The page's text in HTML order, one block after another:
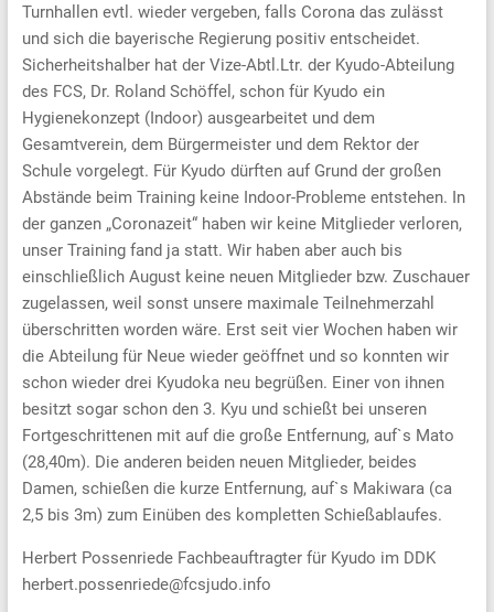
Turnhallen evtl. wieder vergeben, falls Corona das zulässt
und sich die bayerische Regierung positiv entscheidet.
Sicherheitshalber hat der Vize-Abtl.Ltr. der Kyudo-Abteilung
des FCS, Dr. Roland Schöffel, schon für Kyudo ein
Hygienekonzept (Indoor) ausgearbeitet und dem
Gesamtverein, dem Bürgermeister und dem Rektor der
Schule vorgelegt. Für Kyudo dürften auf Grund der großen
Abstände beim Training keine Indoor-Probleme entstehen. In
der ganzen „Coronazeit“ haben wir keine Mitglieder verloren,
unser Training fand ja statt. Wir haben aber auch bis
einschließlich August keine neuen Mitglieder bzw. Zuschauer
zugelassen, weil sonst unsere maximale Teilnehmerzahl
überschritten worden wäre. Erst seit vier Wochen haben wir
die Abteilung für Neue wieder geöffnet und so konnten wir
schon wieder drei Kyudoka neu begrüßen. Einer von ihnen
besitzt sogar schon den 3. Kyu und schießt bei unseren
Fortgeschrittenen mit auf die große Entfernung, auf`s Mato
(28,40m). Die anderen beiden neuen Mitglieder, beides
Damen, schießen die kurze Entfernung, auf`s Makiwara (ca
2,5 bis 3m) zum Einüben des kompletten Schießablaufes.
Herbert Possenriede Fachbeauftragter für Kyudo im DDK
herbert.possenriede@fcsjudo.info